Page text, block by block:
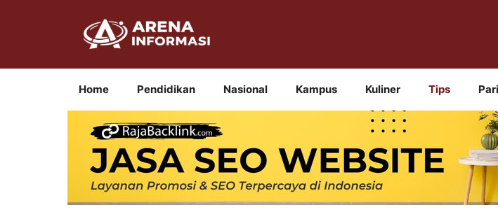
Home Pendidikan Nasional Kampus Kuliner Tips